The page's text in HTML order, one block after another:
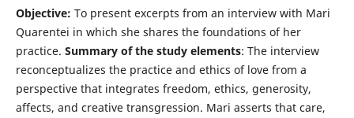
Objective: To present excerpts from an interview with Mari
Quarentei in which she shares the foundations of her
practice. Summary of the study elements: The interview
reconceptualizes the practice and ethics of love from a
perspective that integrates freedom, ethics, generosity,
affects, and creative transgression. Mari asserts that care,